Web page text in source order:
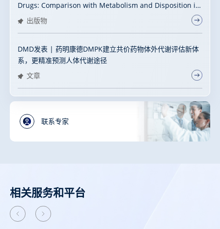
Drugs: Comparison with Metabolism and Disposition in
Human
出版物
DMD发表 | 药明康德DMPK建立共价药物体外代谢评估新体
系，更精准预测人体代谢途径
文章
联系专家
相关服务和平台